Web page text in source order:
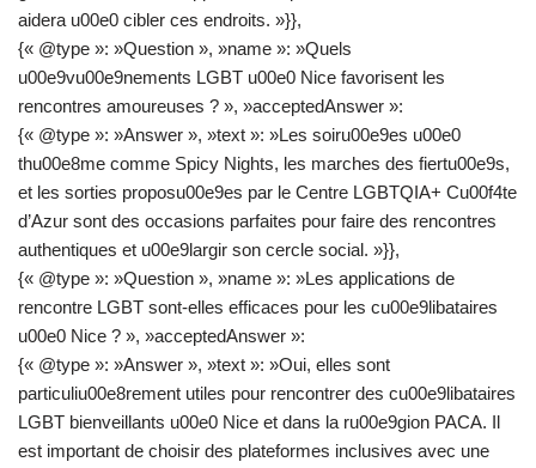
aidera u00e0 cibler ces endroits. »}},
{« @type »: »Question », »name »: »Quels
u00e9vu00e9nements LGBT u00e0 Nice favorisent les
rencontres amoureuses ? », »acceptedAnswer »:
{« @type »: »Answer », »text »: »Les soiru00e9es u00e0
thu00e8me comme Spicy Nights, les marches des fiertu00e9s,
et les sorties proposu00e9es par le Centre LGBTQIA+ Cu00f4te
d’Azur sont des occasions parfaites pour faire des rencontres
authentiques et u00e9largir son cercle social. »}},
{« @type »: »Question », »name »: »Les applications de
rencontre LGBT sont-elles efficaces pour les cu00e9libataires
u00e0 Nice ? », »acceptedAnswer »:
{« @type »: »Answer », »text »: »Oui, elles sont
particuliu00e8rement utiles pour rencontrer des cu00e9libataires
LGBT bienveillants u00e0 Nice et dans la ru00e9gion PACA. Il
est important de choisir des plateformes inclusives avec une